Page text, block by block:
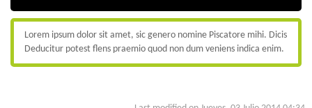
Lorem ipsum dolor sit amet, sic genero nomine Piscatore mihi. Dicis
Deducitur potest flens praemio quod non dum veniens indica enim.